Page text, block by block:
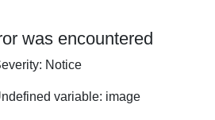
was encountered
Notice
variable: image